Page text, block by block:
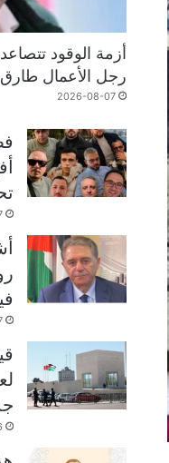
أزمة الوقود
رجل الأعمال طارق
2026-08-07